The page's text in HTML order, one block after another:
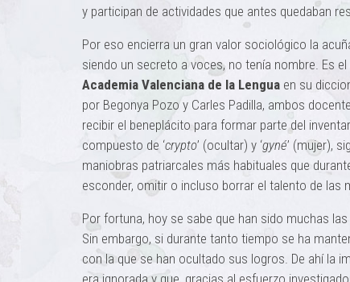
y participan de actividades que antes quedaban
Por eso encierra un gran valor sociológico la
siendo un secreto a voces, no tenía nombre. Es
Academia Valenciana de la Lengua en su
por Begonya Pozo y Carles Padilla, ambos
recibir el beneplácito para formar parte del
compuesto de ‘crypto’ (ocultar) y ‘gyné’ (mujer),
maniobras patriarcales más habituales que
esconder, omitir o incluso borrar el talento de las
Por fortuna, hoy se sabe que han sido muchas
Sin embargo, si durante tanto tiempo se ha
con la que se han ocultado sus logros. De ahí la